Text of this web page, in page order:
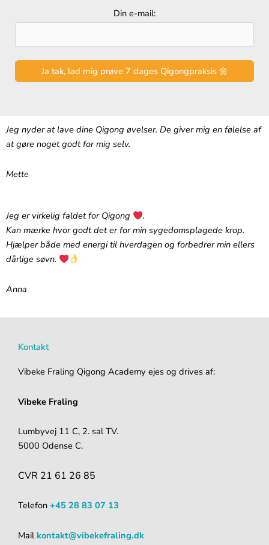
Din e-mail:
Jeg nyder at lave dine Qigong øvelser. De giver mig en følelse af
at gøre noget godt for mig selv.
Mette
Jeg er virkelig faldet for Qigong
.‬
‪Kan mærke hvor godt det er for min sygedomsplagede krop.
Hjælper både med energi til hverdagen og forbedrer min ellers
dårlige søvn.
Anna
Kontakt
Vibeke Fraling Qigong Academy ejes og drives af:
Vibeke Fraling
Lumbyvej 11 C, 2. sal TV.
5000 Odense C.
CVR 21 61 26 85
Telefon +45 28 83 07 13
Mailkontakt@vibekefraling.dk